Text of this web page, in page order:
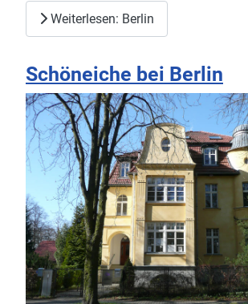
Weiterlesen: Berlin
Schöneiche bei Berlin